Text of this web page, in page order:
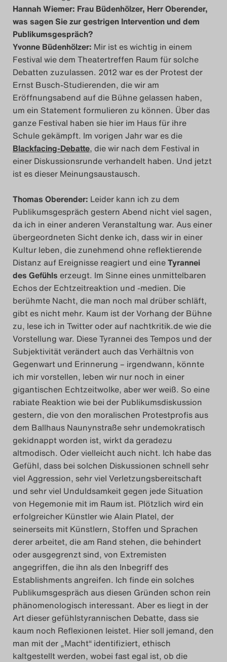
2023
Das Theatertreffen-Blog
2024
Das Theatertreffen-Blog
2025
Das Theatertreffen-Blog
Archiv
Impressum
Nutzungsbedingungen
Search
Hannah Wiemer: Frau Büdenhölzer, Herr Oberender,
was sagen Sie zur gestrigen Intervention und dem
Publikumsgespräch?
Yvonne Büdenhölzer: Mir ist es wichtig in einem
Festival wie dem Theatertreffen Raum für solche
Debatten zuzulassen. 2012 war es der Protest der
Ernst Busch-Studierenden, die wir am
Eröffnungsabend auf die Bühne gelassen haben,
um ein Statement formulieren zu können. Über das
ganze Festival haben sie hier im Haus für ihre
Schule gekämpft. Im vorigen Jahr war es die
Blackfacing-Debatte, die wir nach dem Festival in
einer Diskussionsrunde verhandelt haben. Und jetzt
ist es dieser Meinungsaustausch.
Thomas Oberender: Leider kann ich zu dem
Publikumsgespräch gestern Abend nicht viel sagen,
da ich in einer anderen Veranstaltung war. Aus einer
übergeordneten Sicht denke ich, dass wir in einer
Kultur leben, die zunehmend ohne reflektierende
Distanz auf Ereignisse reagiert und eineTyrannei
des Gefühls erzeugt. Im Sinne eines unmittelbaren
Echos der Echtzeitreaktion und -medien. Die
berühmte Nacht, die man noch mal drüber schläft,
gibt es nicht mehr. Kaum ist der Vorhang der Bühne
zu, lese ich in Twitter oder auf nachtkritik.de wie die
Vorstellung war. Diese Tyrannei des Tempos und der
Subjektivität verändert auch das Verhältnis von
Gegenwart und Erinnerung – irgendwann, könnte
ich mir vorstellen, leben wir nur noch in einer
gigantischen Echtzeitwolke, aber wer weiß. So eine
rabiate Reaktion wie bei der Publikumsdiskussion
gestern, die von den moralischen Protestprofis aus
dem Ballhaus Naunynstraße sehr undemokratisch
gekidnappt worden ist, wirkt da geradezu
altmodisch. Oder vielleicht auch nicht. Ich habe das
Gefühl, dass bei solchen Diskussionen schnell sehr
viel Aggression, sehr viel Verletzungsbereitschaft
und sehr viel Unduldsamkeit gegen jede Situation
von Hegemonie mit im Raum ist. Plötzlich wird ein
erfolgreicher Künstler wie Alain Platel, der
seinerseits mit Künstlern, Stoffen und Sprachen
derer arbeitet, die am Rand stehen, die behindert
oder ausgegrenzt sind, von Extremisten
angegriffen, die ihn als den Inbegriff des
Establishments angreifen. Ich finde ein solches
Publikumsgespräch aus diesen Gründen schon rein
phänomenologisch interessant. Aber es liegt in der
Art dieser gefühlstyrannischen Debatte, dass sie
kaum noch Reflexionen leistet. Hier soll jemand, den
man mit der „Macht“ identifiziert, ethisch
kaltgestellt werden, wobei fast egal ist, ob die